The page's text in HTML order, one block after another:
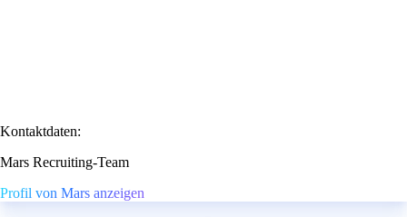
Kontaktdaten:
Mars Recruiting-Team
Profil von Mars anzeigen